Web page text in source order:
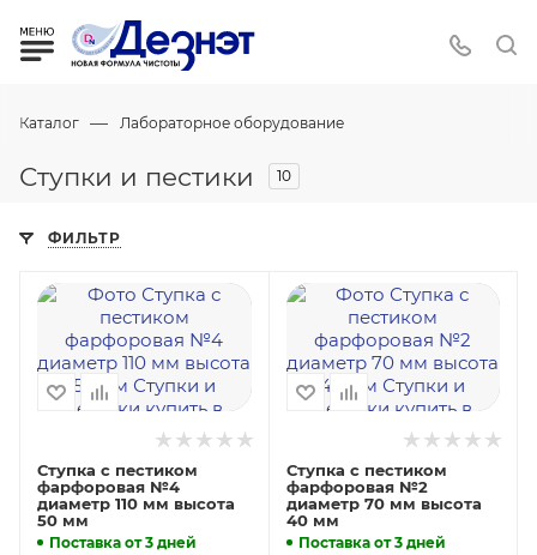
Каталог — Лабораторное оборудование
Ступки и пестики 10
ФИЛЬТР
Ступка с пестиком
фарфоровая №4
диаметр 110 мм высота
50 мм
Поставка от 3 дней
Ступка с пестиком
фарфоровая №2
диаметр 70 мм высота
40 мм
Поставка от 3 дней